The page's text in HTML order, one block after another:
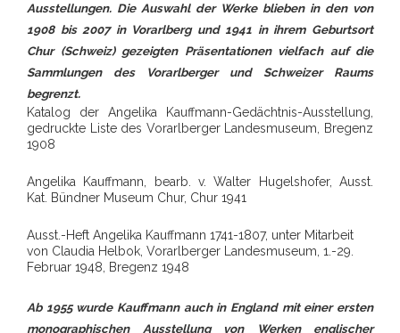
Ausstellungen. Die Auswahl der Werke blieben in den von
1908 bis 2007 in Vorarlberg und 1941 in ihrem Geburtsort
Chur (Schweiz) gezeigten Präsentationen vielfach auf die
Sammlungen des Vorarlberger und Schweizer Raums
begrenzt.
Katalog der Angelika Kauffmann-Gedächtnis-Ausstellung,
gedruckte Liste des Vorarlberger Landesmuseum, Bregenz
1908
Angelika Kauffmann, bearb. v. Walter Hugelshofer, Ausst.
Kat. Bündner Museum Chur, Chur 1941
Ausst.-Heft Angelika Kauffmann 1741-1807, unter Mitarbeit
von Claudia Helbok, Vorarlberger Landesmuseum, 1.-29.
Februar 1948, Bregenz 1948
Ab 1955 wurde Kauffmann auch in England mit einer ersten
monographischen Ausstellung von Werken englischer